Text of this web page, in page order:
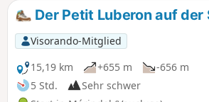
Der Petit Luberon auf der
Visorando-Mitglied
15,19 km
+655 m
-656 m
5 Std.
Sehr schwer